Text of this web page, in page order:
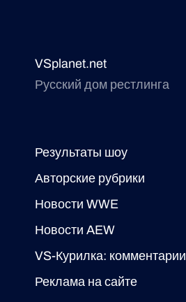
VSplanet.net
Русский дом рестлинга
Результаты шоу
Авторские рубрики
Новости WWE
Новости AEW
VS-Курилка: комментарии
Реклама на сайте